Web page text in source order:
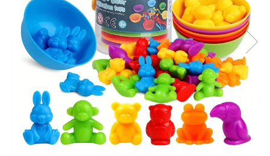
Tablite educative